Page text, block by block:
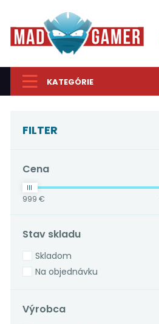
KATEGÓRIE
FILTER
Cena
999 €
Stav skladu
Skladom
Na objednávku
Výrobca